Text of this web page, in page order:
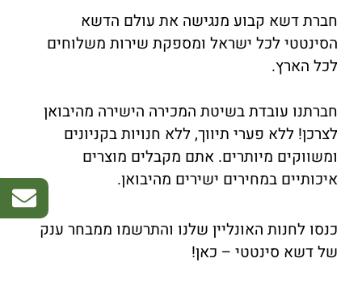
חברת דשא קבוע מנגישה את עולם הדשא
הסינטטי לכל ישראל ומספקת שירות משלוחים
לכל הארץ.
חברתנו עובדת בשיטת המכירה הישירה מהיבואן
לצרכן! ללא פערי תיווך, ללא חנויות בקניונים
ומשווקים מיותרים. אתם מקבלים מוצרים
איכותיים במחירים ישירים מהיבואן.
כנסו לחנות האונליין שלנו והתרשמו ממבחר ענק
של דשא סינטטי – כאן!